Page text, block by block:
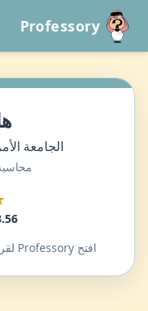
Professory
الجامعة
3.56 من 5 ·
افتح Professory لقراءة كل التقييمات ومشاركة تجربتك